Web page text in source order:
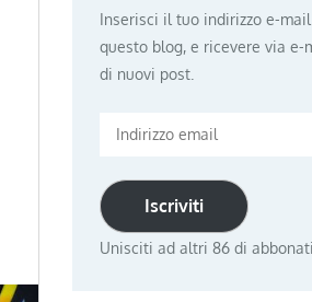
Inserisci il tuo indirizzo e-
questo blog, e ricevere via e-
di nuovi post.
Indirizzo
Iscriviti
Unisciti ad altri 86 di abbonati